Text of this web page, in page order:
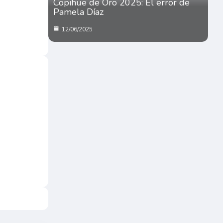
Copihue de Oro 2025: El error de
Pamela Díaz
12/06/2025